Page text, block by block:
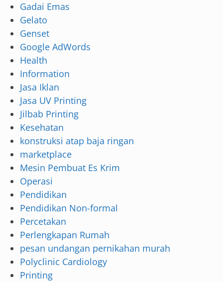
Gadai Emas
Gelato
Genset
Google AdWords
Health
Information
Jasa Iklan
Jasa UV Printing
Jilbab Printing
Kesehatan
konstruksi atap baja ringan
marketplace
Mesin Pembuat Es Krim
Operasi
Pendidikan
Pendidikan Non-formal
Percetakan
Perlengkapan Rumah
pesan undangan pernikahan murah
Polyclinic Cardiology
Printing